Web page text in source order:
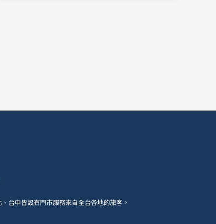
台中皆設有門市服務來自全台各地的旅客。